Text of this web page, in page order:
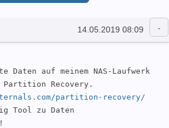
14.05.2019 08:09
auf meinem NAS-Laufwerk
partition-recovery/
Tool zu Daten